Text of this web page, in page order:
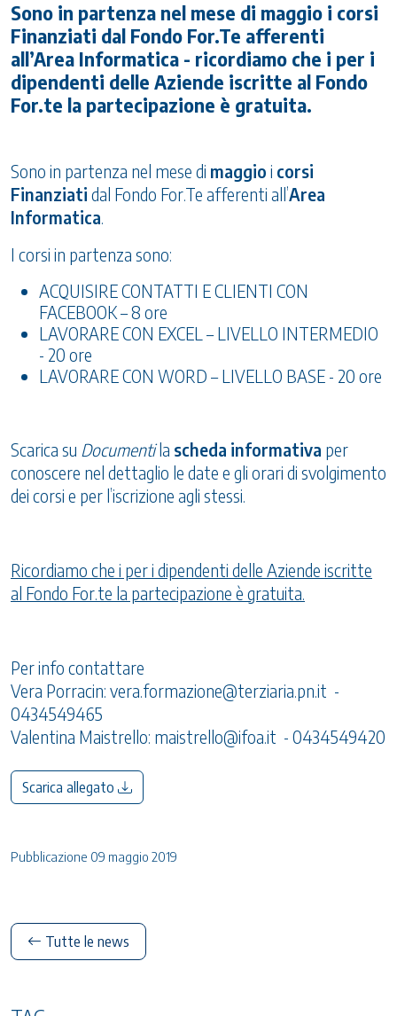
Sono in partenza nel mese di maggio i corsi
Finanziati dal Fondo For.Te afferenti
all’Area Informatica - ricordiamo che i per i
dipendenti delle Aziende iscritte al Fondo
For.te la partecipazione è gratuita.
Sono in partenza nel mese di maggio i corsi
Finanziati dal Fondo For.Te afferenti all’Area
Informatica.
I corsi in partenza sono:
ACQUISIRE CONTATTI E CLIENTI CON
FACEBOOK – 8 ore
LAVORARE CON EXCEL – LIVELLO INTERMEDIO
- 20 ore
LAVORARE CON WORD – LIVELLO BASE - 20 ore
Scarica su Documentila scheda informativa per
conoscere nel dettaglio le date e gli orari di svolgimento
dei corsi e per l’iscrizione agli stessi.
Ricordiamo che i per i dipendenti delle Aziende iscritte
al Fondo For.te la partecipazione è gratuita.
Per info contattare
Vera Porracin: vera.formazione@terziaria.pn.it -
0434549465
Valentina Maistrello: maistrello@ifoa.it - 0434549420
Scarica allegato
Pubblicazione 09 maggio 2019
Tutte le news